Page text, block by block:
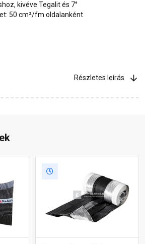
kivéve Tegalit és 7°
50 cm²/fm oldalanként
Részletes leírás